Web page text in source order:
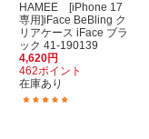
HAMEE [iPhone 17
専用]iFace BeBling ク
リアケース iFace ブラ
ック 41-190139
4,620円
462ポイント
在庫あり